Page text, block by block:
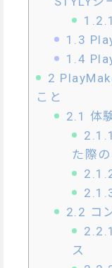
1.2.1
1.3
1.4
2
こと
2.1 体
2.1.1
た際
2.2 コ
2.2.1
ス